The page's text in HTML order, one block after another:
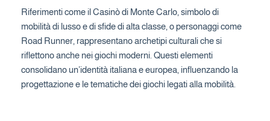
Riferimenti come il Casinò di Monte Carlo, simbolo di
mobilità di lusso e di sfide di alta classe, o personaggi come
Road Runner, rappresentano archetipi culturali che si
riflettono anche nei giochi moderni. Questi elementi
consolidano un’identità italiana e europea, influenzando la
progettazione e le tematiche dei giochi legati alla mobilità.